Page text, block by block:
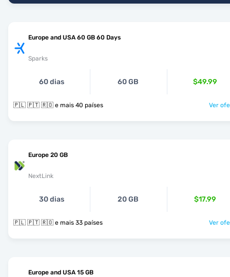
Europe and USA 60 GB 60 Days
Sparks
60 dias 60 GB $49.99
🇵🇱 🇵🇹 🇷🇴 e mais 40 países Ver
Europe 20 GB
NextLink
30 dias 20 GB $17.99
🇵🇱 🇵🇹 🇷🇴 e mais 33 países Ver
Europe and USA 15 GB